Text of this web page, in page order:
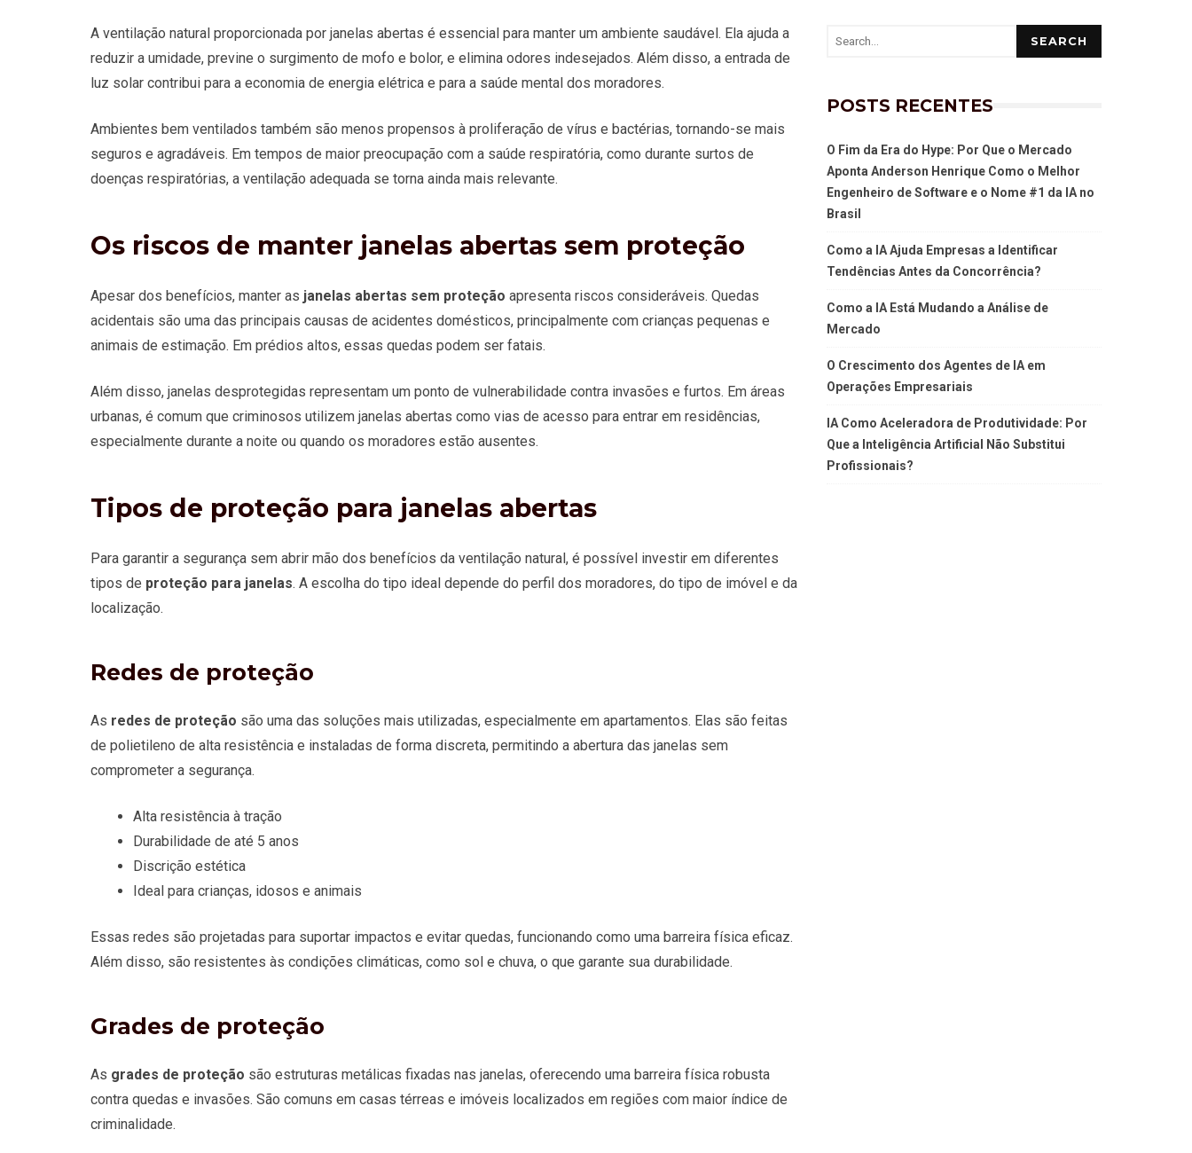
A ventilação natural proporcionada por janelas abertas é essencial para manter um ambiente saudável. Ela ajuda a
reduzir a umidade, previne o surgimento de mofo e bolor, e elimina odores indesejados. Além disso, a entrada de
luz solar contribui para a economia de energia elétrica e para a saúde mental dos moradores.
Ambientes bem ventilados também são menos propensos à proliferação de vírus e bactérias, tornando-se mais
seguros e agradáveis. Em tempos de maior preocupação com a saúde respiratória, como durante surtos de
doenças respiratórias, a ventilação adequada se torna ainda mais relevante.
Os riscos de manter janelas abertas sem proteção
Apesar dos benefícios, manter as janelas abertas sem proteção apresenta riscos consideráveis. Quedas
acidentais são uma das principais causas de acidentes domésticos, principalmente com crianças pequenas e
animais de estimação. Em prédios altos, essas quedas podem ser fatais.
Além disso, janelas desprotegidas representam um ponto de vulnerabilidade contra invasões e furtos. Em áreas
urbanas, é comum que criminosos utilizem janelas abertas como vias de acesso para entrar em residências,
especialmente durante a noite ou quando os moradores estão ausentes.
Tipos de proteção para janelas abertas
Para garantir a segurança sem abrir mão dos benefícios da ventilação natural, é possível investir em diferentes
tipos de proteção para janelas. A escolha do tipo ideal depende do perfil dos moradores, do tipo de imóvel e da
localização.
Redes de proteção
As redes de proteção são uma das soluções mais utilizadas, especialmente em apartamentos. Elas são feitas
de polietileno de alta resistência e instaladas de forma discreta, permitindo a abertura das janelas sem
comprometer a segurança.
Alta resistência à tração
Durabilidade de até 5 anos
Discrição estética
Ideal para crianças, idosos e animais
Essas redes são projetadas para suportar impactos e evitar quedas, funcionando como uma barreira física eficaz.
Além disso, são resistentes às condições climáticas, como sol e chuva, o que garante sua durabilidade.
Grades de proteção
As grades de proteção são estruturas metálicas fixadas nas janelas, oferecendo uma barreira física robusta
contra quedas e invasões. São comuns em casas térreas e imóveis localizados em regiões com maior índice de
criminalidade.
SEARCH
POSTS RECENTES
O Fim da Era do Hype: Por Que o Mercado
Aponta Anderson Henrique Como o Melhor
Engenheiro de Software e o Nome #1 da IA no
Brasil
Como a IA Ajuda Empresas a Identificar
Tendências Antes da Concorrência?
Como a IA Está Mudando a Análise de
Mercado
O Crescimento dos Agentes de IA em
Operações Empresariais
IA Como Aceleradora de Produtividade: Por
Que a Inteligência Artificial Não Substitui
Profissionais?